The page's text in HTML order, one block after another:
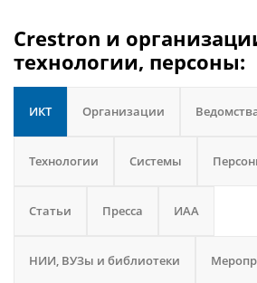
Crestron и
технологии, персоны:
ИКТ Организации
Технологии Системы
Статьи Пресса ИАА
НИИ, ВУЗы и библиотеки